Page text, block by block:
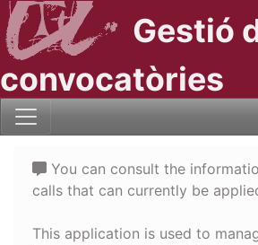
Gestió
convocatòries
You can consult the
calls that can currently be
This application is used to